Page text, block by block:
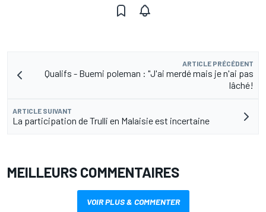
ARTICLE PRÉCÉDENT
Qualifs - Buemi poleman : "J'ai merdé mais je n'ai pas
lâché!
ARTICLE SUIVANT
La participation de Trulli en Malaisie est incertaine
MEILLEURS COMMENTAIRES
VOIR PLUS & COMMENTER